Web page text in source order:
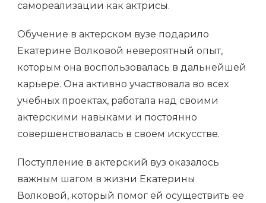
самореализации как актрисы.
Обучение в актерском вузе подарило
Екатерине Волковой невероятный опыт,
которым она воспользовалась в дальнейшей
карьере. Она активно участвовала во всех
учебных проектах, работала над своими
актерскими навыками и постоянно
совершенствовалась в своем искусстве.
Поступление в актерский вуз оказалось
важным шагом в жизни Екатерины
Волковой, который помог ей осуществить ее